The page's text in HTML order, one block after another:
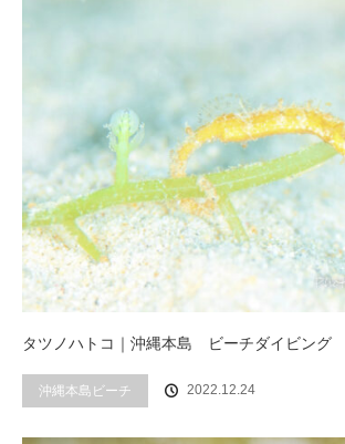
タツノハトコ｜沖縄本島 ビーチダイビング
沖縄本島ビーチ 2022.12.24